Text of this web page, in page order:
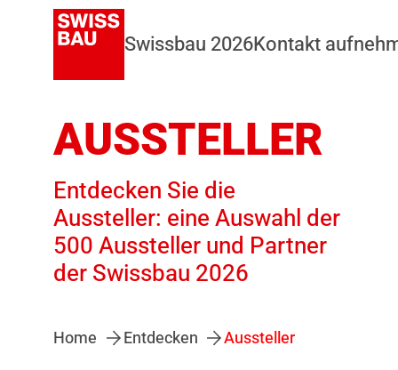
Swissbau 2026Kontakt
AUSSTELLER
Entdecken Sie die
Aussteller: eine Auswahl der
500 Aussteller und Partner
der Swissbau 2026
Home Entdecken Aussteller